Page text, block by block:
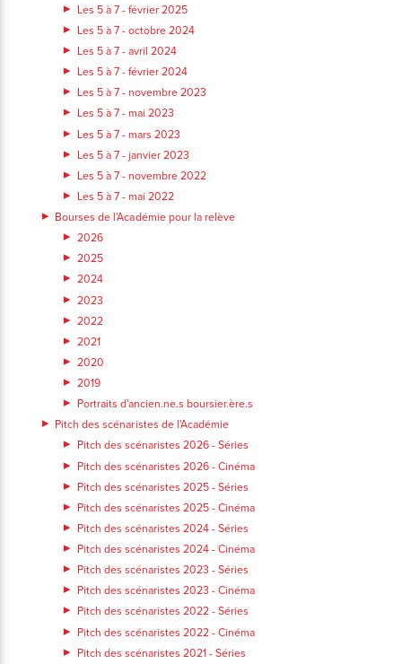
Les 5 à 7 - février 2025
Les 5 à 7 - octobre 2024
Les 5 à 7 - avril 2024
Les 5 à 7 - février 2024
Les 5 à 7 - novembre 2023
Les 5 à 7 - mai 2023
Les 5 à 7 - mars 2023
Les 5 à 7 - janvier 2023
Les 5 à 7 - novembre 2022
Les 5 à 7 - mai 2022
Bourses de l'Académie pour la relève
2026
2025
2024
2023
2022
2021
2020
2019
Portraits d'ancien.ne.s boursier.ère.s
Pitch des scénaristes de l'Académie
Pitch des scénaristes 2026 - Séries
Pitch des scénaristes 2026 - Cinéma
Pitch des scénaristes 2025 - Séries
Pitch des scénaristes 2025 - Cinéma
Pitch des scénaristes 2024 - Séries
Pitch des scénaristes 2024 - Cinéma
Pitch des scénaristes 2023 - Séries
Pitch des scénaristes 2023 - Cinéma
Pitch des scénaristes 2022 - Séries
Pitch des scénaristes 2022 - Cinéma
Pitch des scénaristes 2021 - Séries